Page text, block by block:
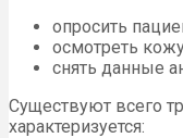
опросить
осмотреть
снять данные
Существуют всего
характеризуется: